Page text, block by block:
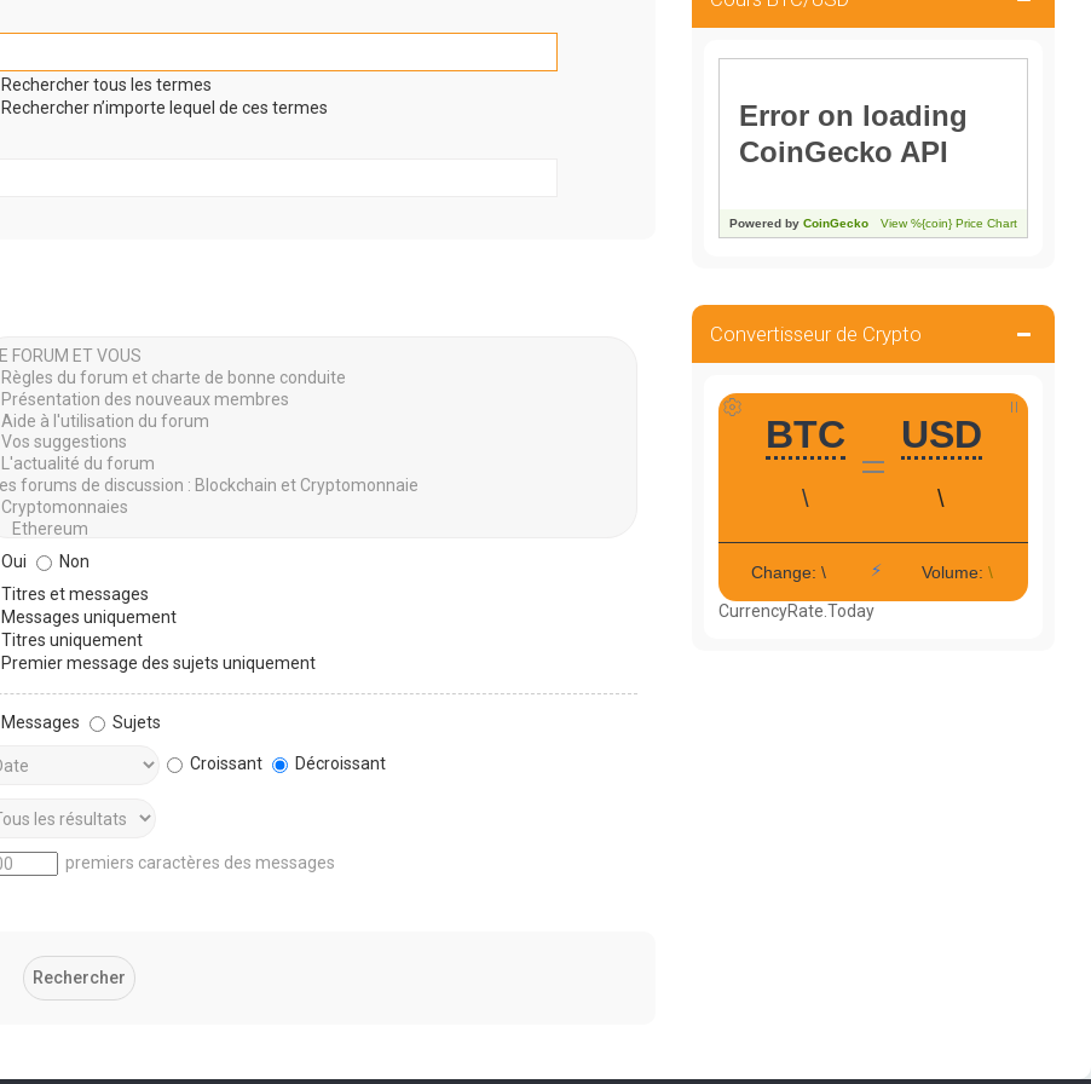
Rechercher tous les termes
Rechercher n’importe lequel de ces termes
Oui
Non
Titres et messages
Messages uniquement
Titres uniquement
Premier message des sujets uniquement
Messages
Sujets
Croissant Décroissant
premiers caractères des messages
Convertisseur de Crypto
CurrencyRate.Today